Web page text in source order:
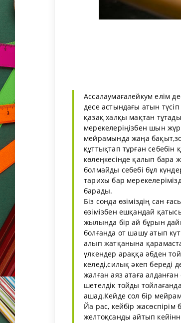
Ассалаумағалейкум елім
десе астындағы атын
қазақ халқы мақтан
мерекелеріңізбен шын
мейрамында жаңа
құттықтап тұрған
көлеңкесінде қалып бара
болмайды себебі бұл
тарихы бар
барады.
Біз сонда өзіміздің сан
өзімізбен ешқандай
жылында бір ай бұрын
болғанда от шашу атып
алып жатқанына
үлкендер араққа әбден
келеді,силық әкеп береді
жалған аяз атаға
шетелдік тойды
ашад.Кейде сол бір
Йа рас, кейбір
желтоқсанды айтып